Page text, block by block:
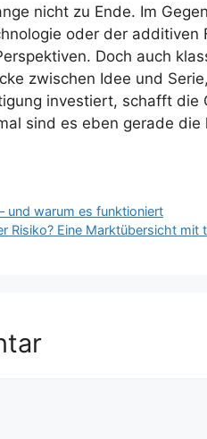
nicht zu Ende. Im
oder der additiven
Doch auch
zwischen Idee und
investiert, schafft die
sind es eben gerade die
und warum es funktioniert
Risiko? Eine Marktübersicht mit